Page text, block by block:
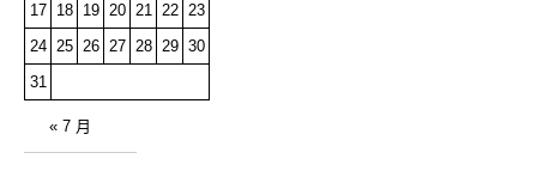
17
18 19 20 21 22 23
24 25 26 27 28 29 30
31
« 7 月